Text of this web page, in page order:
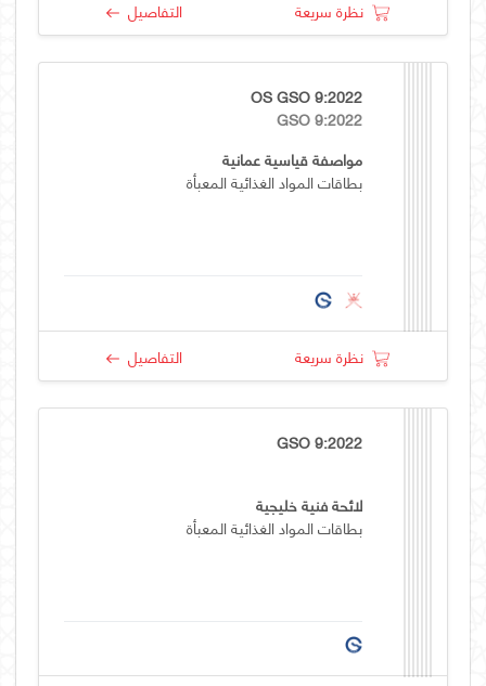
نظرة سريعة التفاصيل
OS GSO 9:2022
GSO 9:2022
مواصفة قياسية عمانية
بطاقات المواد الغذائية المعبأة
نظرة سريعة التفاصيل
GSO 9:2022
لائحة فنية خليجية
بطاقات المواد الغذائية المعبأة